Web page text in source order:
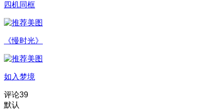
四机同框
《慢时光》
如入梦境
评论39
默认